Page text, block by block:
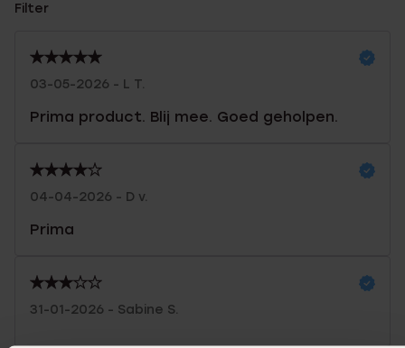
Filter
03-05-2026 - L T.
Prima product. Blij mee. Goed geholpen.
04-04-2026 - D v.
Prima
31-01-2026 - Sabine S.